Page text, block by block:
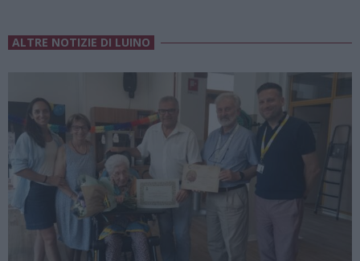
ALTRE NOTIZIE DI LUINO